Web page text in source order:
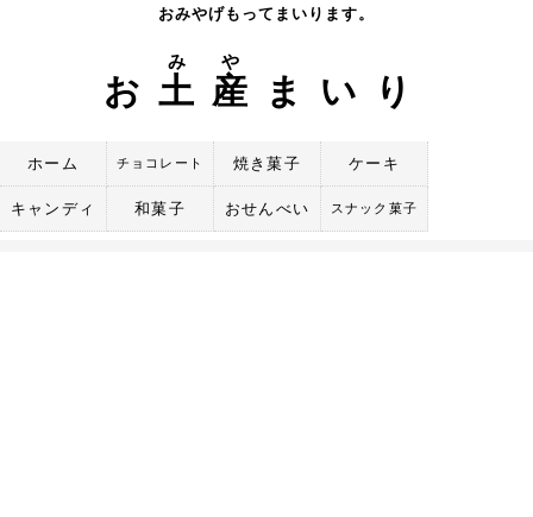
おみやげもってまいります。
お 土
み
産
や
まいり
ホーム チョコレート 焼き菓子 ケーキ
キャンディ 和菓子 おせんべい スナック菓子